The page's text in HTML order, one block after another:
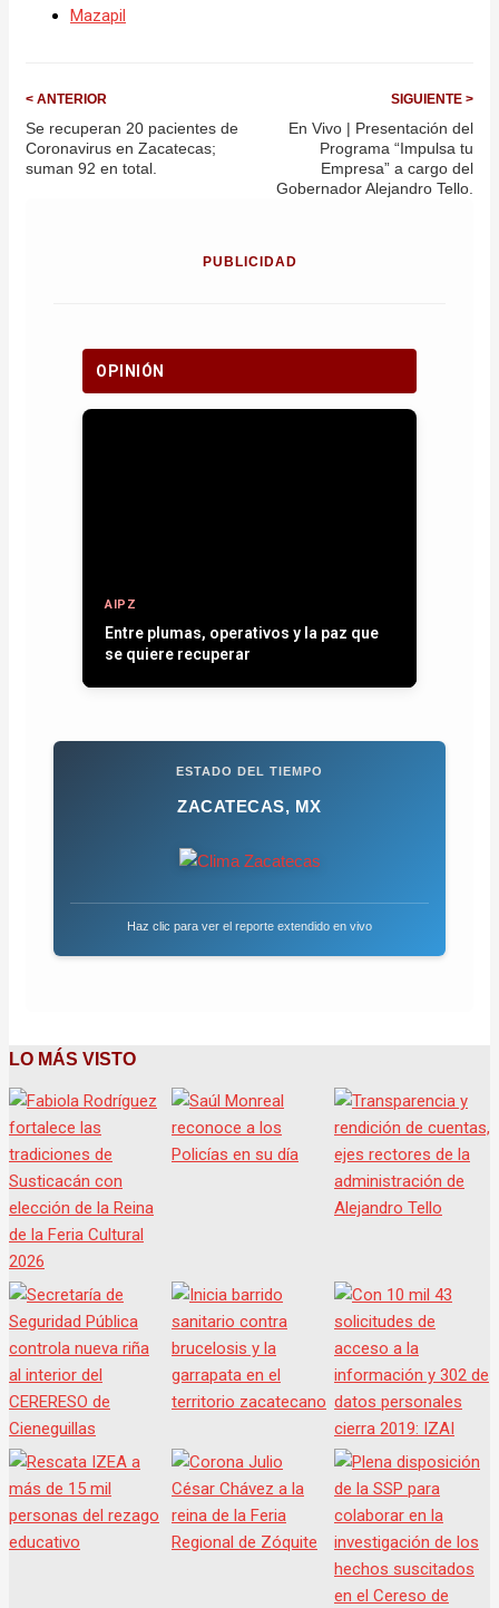
Mazapil
< ANTERIOR
Se recuperan 20 pacientes de
Coronavirus en Zacatecas;
suman 92 en total.
SIGUIENTE >
En Vivo | Presentación del
Programa “Impulsa tu
Empresa” a cargo del
Gobernador Alejandro Tello.
PUBLICIDAD
OPINIÓN
AIPZ
Entre plumas, operativos y la paz que
se quiere recuperar
ESTADO DEL TIEMPO
ZACATECAS, MX
Haz clic para ver el reporte extendido en vivo
LO MÁS VISTO